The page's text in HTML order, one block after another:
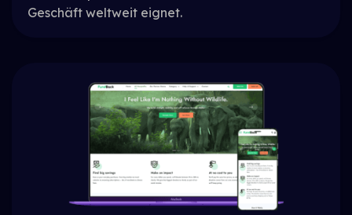
Geschäft weltweit eignet.